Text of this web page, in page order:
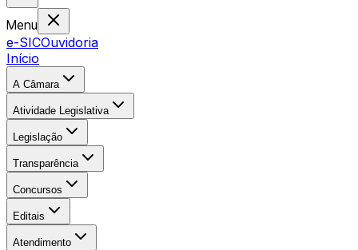
Menu
e-SICOuvidoria
Início
A Câmara
Atividade Legislativa
Legislação
Transparência
Concursos
Editais
Atendimento